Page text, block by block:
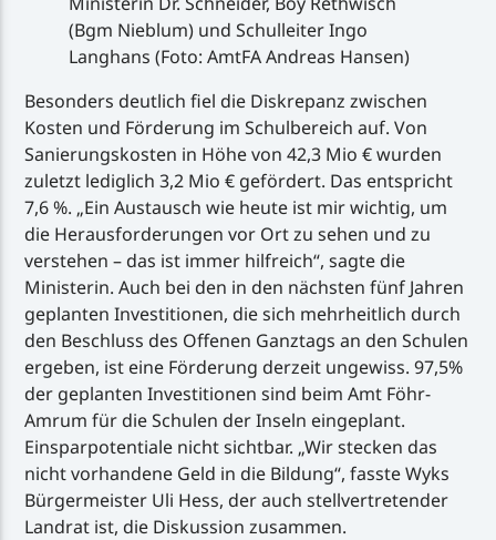
(Bgm Nieblum) und Schulleiter Ingo
Langhans (Foto: AmtFA Andreas Hansen)
Besonders deutlich fiel die Diskrepanz zwischen
Kosten und Förderung im Schulbereich auf. Von
Sanierungskosten in Höhe von 42,3 Mio € wurden
zuletzt lediglich 3,2 Mio € gefördert. Das entspricht
7,6 %. „Ein Austausch wie heute ist mir wichtig, um
die Herausforderungen vor Ort zu sehen und zu
verstehen – das ist immer hilfreich“, sagte die
Ministerin. Auch bei den in den nächsten fünf Jahren
geplanten Investitionen, die sich mehrheitlich durch
den Beschluss des Offenen Ganztags an den Schulen
ergeben, ist eine Förderung derzeit ungewiss. 97,5%
der geplanten Investitionen sind beim Amt Föhr-
Amrum für die Schulen der Inseln eingeplant.
Einsparpotentiale nicht sichtbar. „Wir stecken das
nicht vorhandene Geld in die Bildung“, fasste Wyks
Bürgermeister Uli Hess, der auch stellvertretender
Landrat ist, die Diskussion zusammen.